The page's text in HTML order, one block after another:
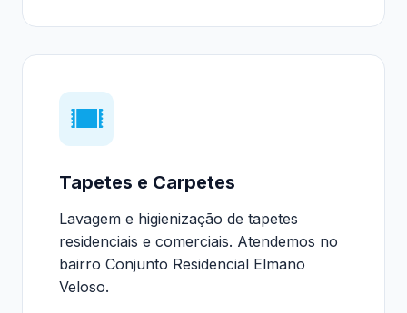
Tapetes e Carpetes
Lavagem e higienização de tapetes
residenciais e comerciais. Atendemos no
bairro Conjunto Residencial Elmano
Veloso.